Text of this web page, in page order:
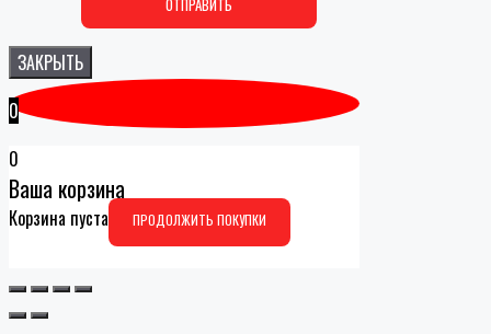
ЗАКРЫТЬ
0
0
Ваша корзина
Корзина пуста ПРОДОЛЖИТЬ ПОКУПКИ